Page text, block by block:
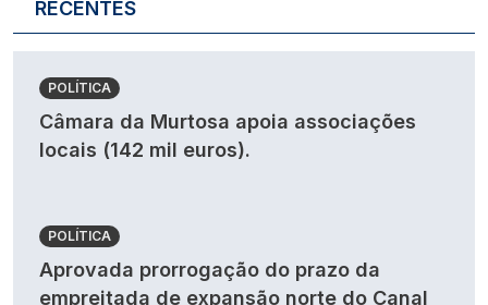
RECENTES
POLÍTICA
Câmara da Murtosa apoia associações
locais (142 mil euros).
POLÍTICA
Aprovada prorrogação do prazo da
empreitada de expansão norte do Canal